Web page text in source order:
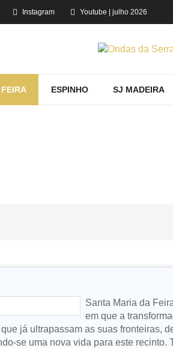
Instagram Youtube | julho 2026
ESPINHO SJ MADEIRA
Santa Maria da
em que a
já ultrapassam as suas fronteiras,
se uma nova vida para este